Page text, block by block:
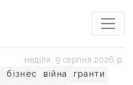
бізнес війна
гранти
неділя, 9 серпня 2026 р.